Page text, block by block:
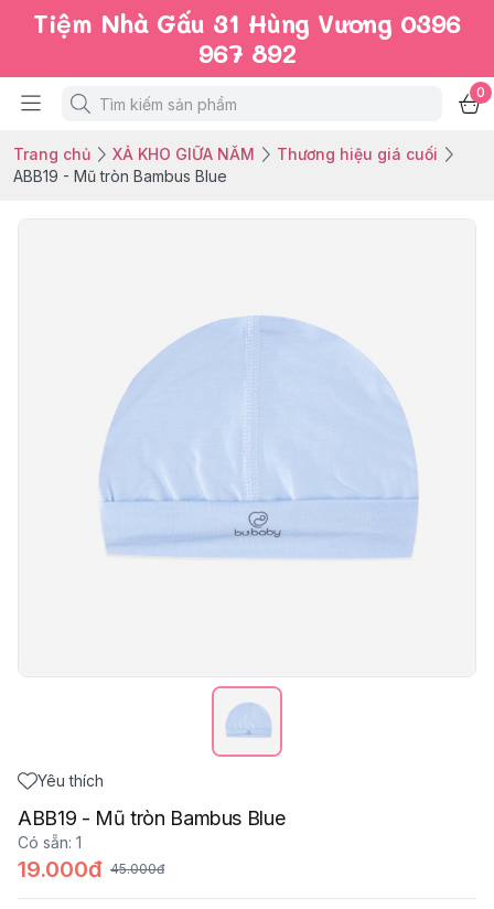
Tiệm Nhà Gấu 31 Hùng Vương 0396
967 892
0
Trang chủ XẢ KHO GIỮA NĂM
Thương hiệu giá cuối
ABB19 - Mũ tròn Bambus Blue
Yêu thích
ABB19 - Mũ tròn Bambus Blue
Có sẵn: 1
19.000đ 45.000đ